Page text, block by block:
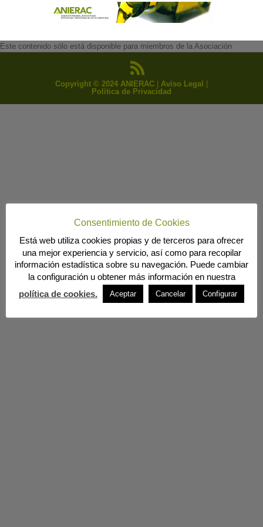
Este contenido sólo está disponible para miembros de la Asociación
Copyright © 2024 ANIERAC Aviso Legal
Política de Privacidad
Consentimiento de Cookies
Está web utiliza cookies propias y de terceros para ofrecer
una mejor experiencia y servicio, así como para recopilar
información estadística sobre su navegación. Puede cambiar
la configuración u obtener más información en nuestra
política de cookies.
Aceptar Cancelar Configurar